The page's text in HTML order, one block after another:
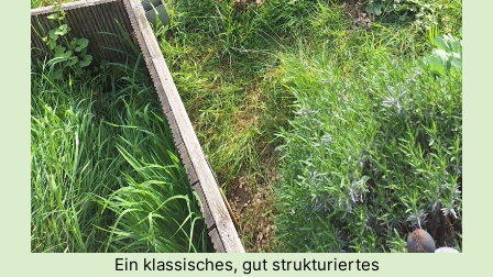
Ein klassisches, gut strukturiertes